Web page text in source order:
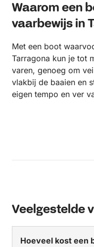
Waarom een
vaarbewijs in
Met een boot
Tarragona kun je tot
varen, genoeg om
vlakbij de baaien en
eigen tempo en ver
Veelgestelde
Hoeveel kost een